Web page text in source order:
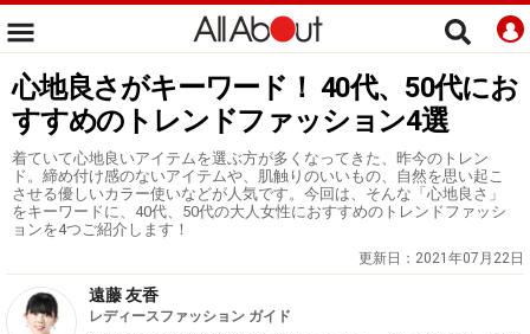
心地良さがキーワード！ 40代、50代にお
すすめのトレンドファッション4選
着ていて心地良いアイテムを選ぶ方が多くなってきた、昨今のトレン
ド。締め付け感のないアイテムや、肌触りのいいもの、自然を思い起こ
させる優しいカラー使いなどが人気です。今回は、そんな「心地良さ」
をキーワードに、40代、50代の大人女性におすすめのトレンドファッシ
ョンを4つご紹介します！
更新日： 2021年07月22日
遠藤 友香
レディースファッション ガイド